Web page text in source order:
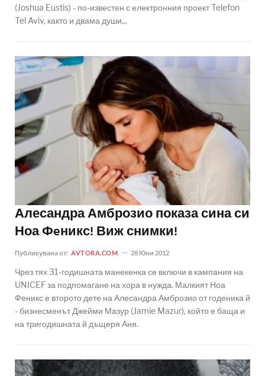
(Joshua Eustis) - по-известен с електронния проект Telefon
Tel Aviv, както и двама души,..
Алесандра Амброзио показа сина си
Ноа Фeникс! Виж снимки!
Публикувана от: AVTORA.COM 28 Юни 2012
Чрез тях 31-годишната манекенка се включи в кампания на
UNICEF за подпомагане на хора в нужда. Малкият Ноа
Феникс е второто дете на Алесандра Амброзио от годеника й
- бизнесменът Джейми Мазур (Jamie Mazur), който е баща и
на тригодишната й дъщеря Аня.